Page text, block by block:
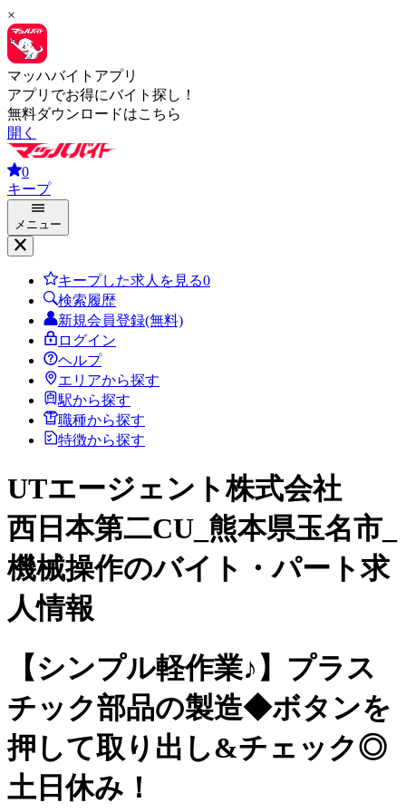
×
マッハバイトアプリ
アプリでお得にバイト探し！
無料ダウンロードはこちら
開く
0
キープ
メニュー
キープした求人を見る0
検索履歴
新規会員登録(無料)
ログイン
ヘルプ
エリアから探す
駅から探す
職種から探す
特徴から探す
UTエージェント株式会社
西日本第二CU_熊本県玉名市_
機械操作のバイト・パート求
人情報
【シンプル軽作業♪】プラス
チック部品の製造◆ボタンを
押して取り出し&チェック◎
土日休み！